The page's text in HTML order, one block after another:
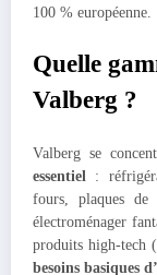
100 % européenne.
Quelle
Valberg ?
Valberg se
essentiel :
fours, plaques de
électroménager
produits high-tech
besoins basiques